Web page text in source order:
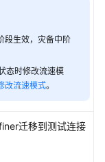
段生效，灾备中阶
态时修改流速模
改流速模式。
迁移到测试连接